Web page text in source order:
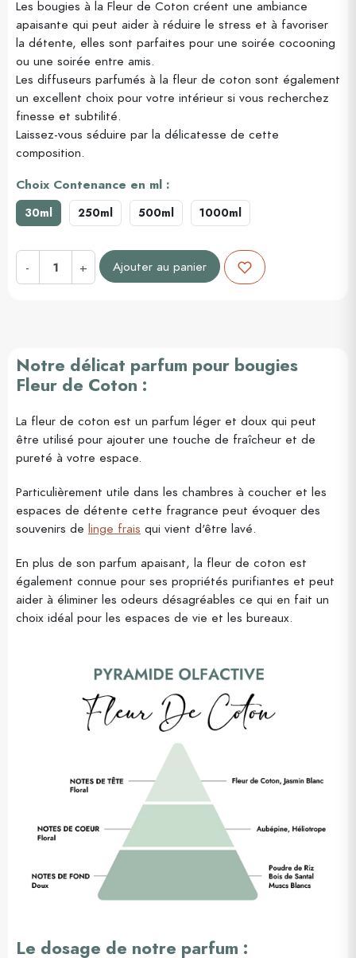
Les bougies à la Fleur de Coton créent une ambiance
apaisante qui peut aider à réduire le stress et à favoriser
la détente, elles sont parfaites pour une soirée cocooning
ou une soirée entre amis.
Les diffuseurs parfumés à la fleur de coton sont également
un excellent choix pour votre intérieur si vous recherchez
finesse et subtilité.
Laissez-vous séduire par la délicatesse de cette
composition.
Choix Contenance en ml :
30ml 250ml 500ml 1000ml
- + Ajouter au panier
Notre délicat parfum pour bougies
Fleur de Coton :
La fleur de coton est un parfum léger et doux qui peut
être utilisé pour ajouter une touche de fraîcheur et de
pureté à votre espace.
Particulièrement utile dans les chambres à coucher et les
espaces de détente cette fragrance peut évoquer des
souvenirs de linge frais qui vient d'être lavé.
En plus de son parfum apaisant, la fleur de coton est
également connue pour ses propriétés purifiantes et peut
aider à éliminer les odeurs désagréables ce qui en fait un
choix idéal pour les espaces de vie et les bureaux.
Le dosage de notre parfum :